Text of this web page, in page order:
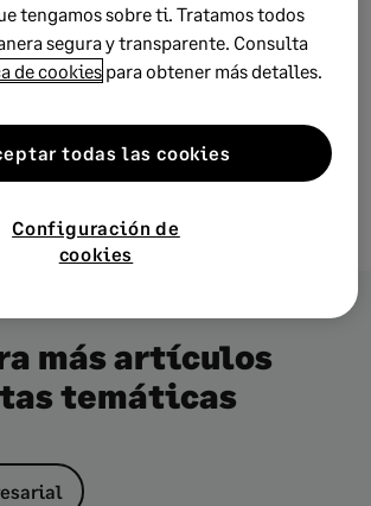
más artículos
temáticas
tengamos sobre ti. Tratamos todos
segura y transparente. Consulta
de cookies para obtener más detalles.
Configuración de
cookies
todas las cookies